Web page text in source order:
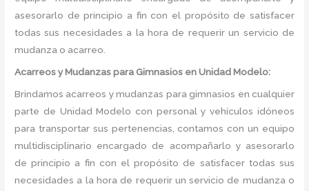
asesorarlo de principio a fin con el propósito de satisfacer
todas sus necesidades a la hora de requerir un servicio de
mudanza o acarreo.
Acarreos y Mudanzas para Gimnasios en Unidad Modelo:
Brindamos acarreos y mudanzas para gimnasios en cualquier
parte de Unidad Modelo con personal y vehículos idóneos
para transportar sus pertenencias, contamos con un equipo
multidisciplinario encargado de acompañarlo y asesorarlo
de principio a fin con el propósito de satisfacer todas sus
necesidades a la hora de requerir un servicio de mudanza o